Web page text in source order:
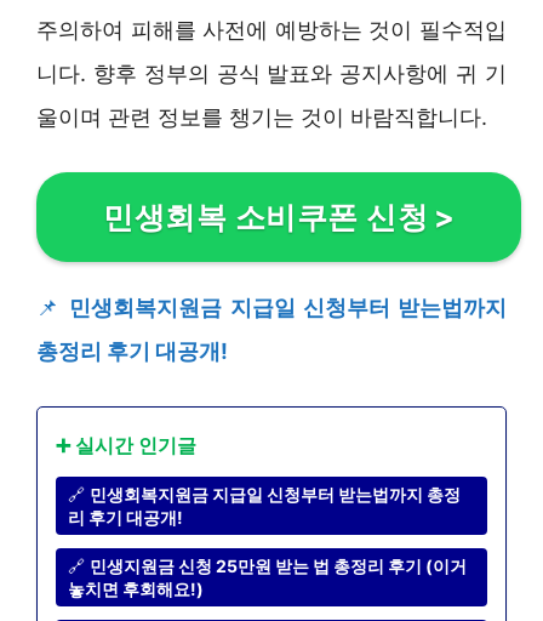
주의하여 피해를 사전에 예방하는 것이 필수적입
니다. 향후 정부의 공식 발표와 공지사항에 귀 기
울이며 관련 정보를 챙기는 것이 바람직합니다.
민생회복 소비쿠폰 신청 >
📌 민생회복지원금 지급일 신청부터 받는법까지
총정리 후기 대공개!
➕ 실시간 인기글
🔗 민생회복지원금 지급일 신청부터 받는법까지 총정
리 후기 대공개!
🔗 민생지원금 신청 25만원 받는 법 총정리 후기 (이거
놓치면 후회해요!)